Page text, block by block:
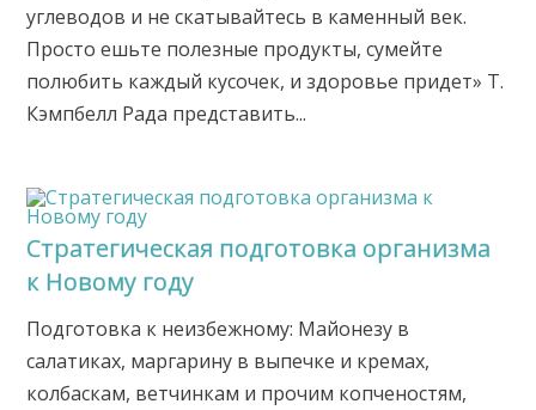
углеводов и не скатывайтесь в каменный век.
Просто ешьте полезные продукты, сумейте
полюбить каждый кусочек, и здоровье придет» Т.
Кэмпбелл Рада представить...
Стратегическая подготовка организма
к Новому году
Подготовка к неизбежному: Майонезу в
салатиках, маргарину в выпечке и кремах,
колбаскам, ветчинкам и прочим копченостям,